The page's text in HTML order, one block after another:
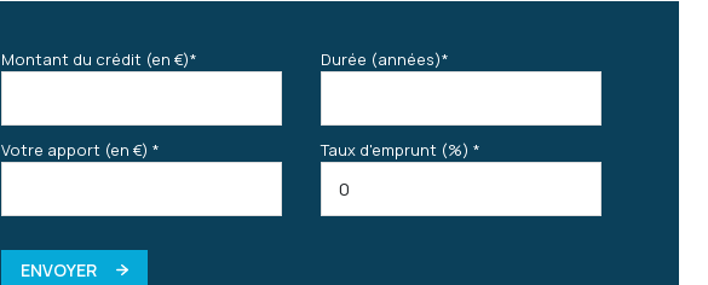
Montant du crédit (en €)* Durée (années)*
Votre apport (en €) * Taux d'emprunt (%) *
ENVOYER